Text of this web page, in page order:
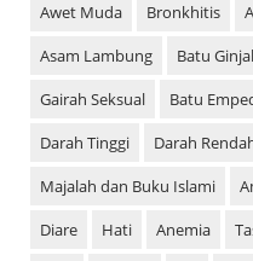
Awet Muda
Bronkhitis
Asam Lambung
Batu Ginjal
Gairah Seksual
Batu
Darah Tinggi
Darah
Majalah dan Buku Islami
Diare
Hati Anemia